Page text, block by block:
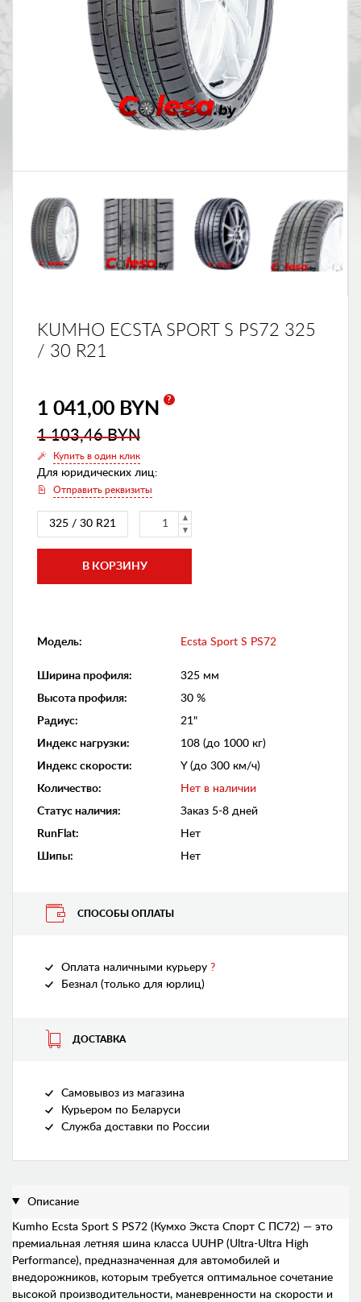
KUMHO ECSTA SPORT S PS72 325
/ 30 R21
1 041,00 BYN ?
1 103,46 BYN
Купить в один клик
Для юридических лиц:
Отправить реквизиты
325 / 30 R21
Модель: Ecsta Sport S PS72
Ширина профиля:
325 мм
Высота профиля:
30 %
Радиус:
21"
Индекс нагрузки:
108 (до 1000 кг)
Индекс скорости:
Y (до 300 км/ч)
Количество:
Нет в наличии
Статус наличия:
Заказ 5-8 дней
RunFlat:
Нет
Шипы: Нет
СПОСОБЫ ОПЛАТЫ
Оплата наличными курьеру ?
Безнал (только для юрлиц)
ДОСТАВКА
Самовывоз из магазина
Курьером по Беларуси
Служба доставки по России
Описание
Kumho Ecsta Sport S PS72 (Кумхо Экста Спорт С ПС72) — это
премиальная летняя шина класса UUHP (Ultra-Ultra High
Performance), предназначенная для автомобилей и
внедорожников, которым требуется оптимальное сочетание
высокой производительности, маневренности на скорости и